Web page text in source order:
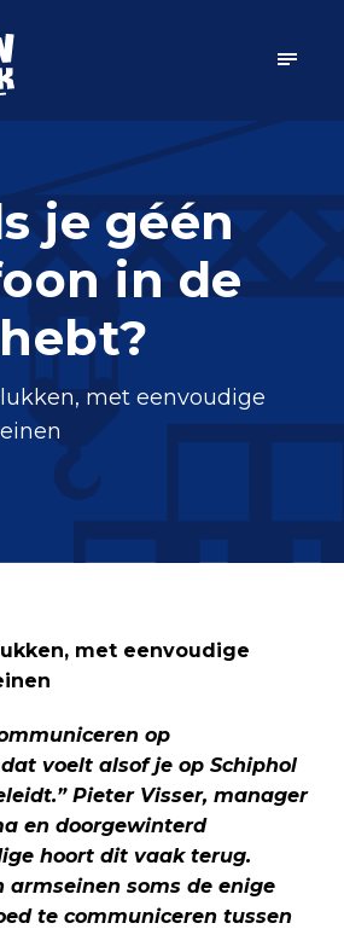
je géén
in de
met eenvoudige
met eenvoudige
op
voelt alsof je op Schiphol
Pieter Visser, manager
en doorgewinterd
hoort dit vaak terug.
armseinen soms de enige
te communiceren tussen